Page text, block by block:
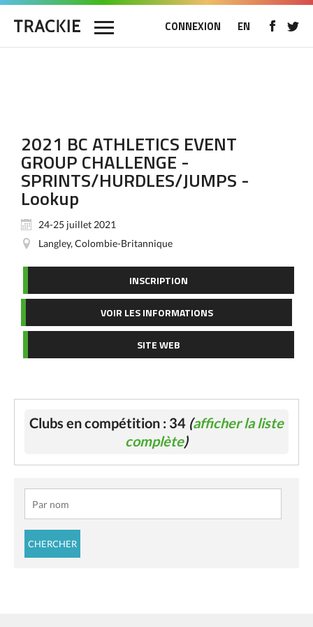
CONNEXION EN
2021 BC ATHLETICS EVENT
GROUP CHALLENGE -
SPRINTS/HURDLES/JUMPS -
Lookup
24-25 juillet 2021
Langley, Colombie-Britannique
INSCRIPTION
VOIR LES INFORMATIONS
SITE WEB
Clubs en compétition : 34 (afficher la liste
complète)